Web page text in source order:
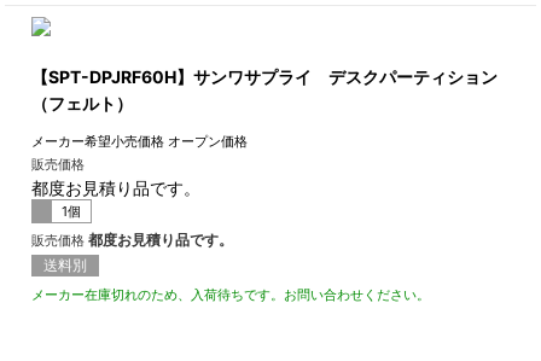
【SPT-DPJRF60H】サンワサプライ デスクパーティション
（フェルト）
メーカー希望小売価格 オープン価格
販売価格
都度お見積り品です。
1個
販売価格 都度お見積り品です。
送料別
メーカー在庫切れのため、入荷待ちです。お問い合わせください。